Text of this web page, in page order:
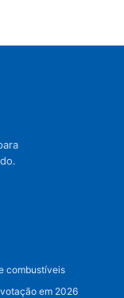
combustíveis
em 2026